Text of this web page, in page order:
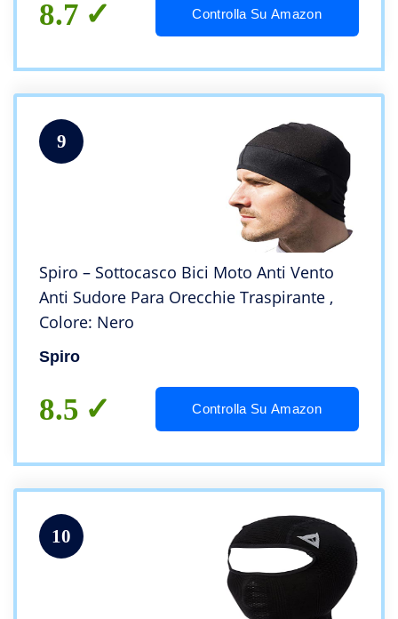
8.7 Controlla Su Amazon
9
Spiro – Sottocasco Bici Moto Anti Vento
Anti Sudore Para Orecchie Traspirante ,
Colore: Nero
Spiro
8.5 Controlla Su Amazon
10